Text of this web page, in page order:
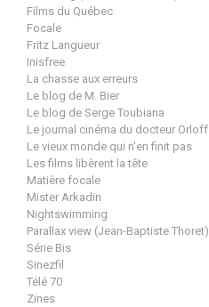
Films du Québec
Focale
Fritz Langueur
Inisfree
La chasse aux erreurs
Le blog de M. Bier
Le blog de Serge Toubiana
Le journal cinéma du docteur Orloff
Le vieux monde qui n'en finit pas
Les films libèrent la tête
Matière focale
Mister Arkadin
Nightswimming
Parallax view (Jean-Baptiste Thoret)
Série Bis
Sinezfil
Télé 70
Zines